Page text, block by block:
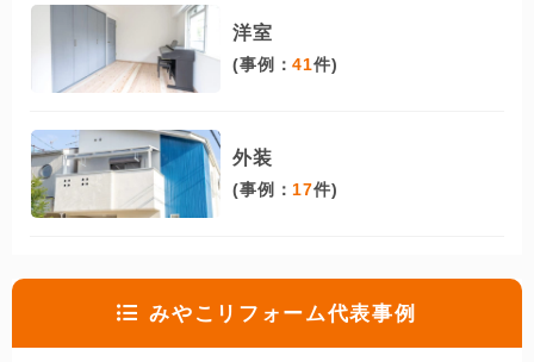
洋室
(事例：41件)
外装
(事例：17件)
みやこリフォーム代表事例